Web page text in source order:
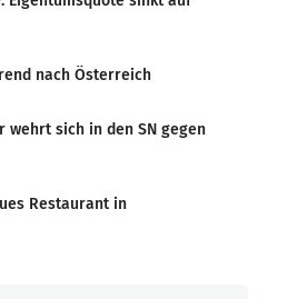
nach Österreich
wehrt sich in den SN gegen
Restaurant in